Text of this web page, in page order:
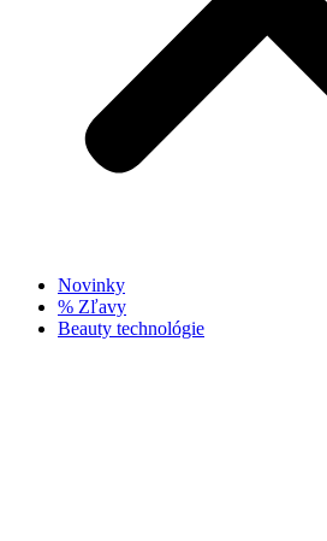
Novinky
% Zľavy
Beauty technológie